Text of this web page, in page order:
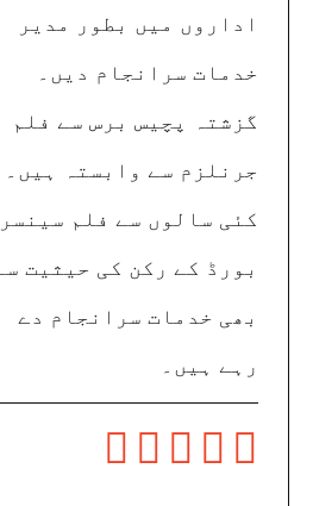
اداروں میں بطور مدیر
خدمات سرانجام دیں۔
گزشتہ پچیس برس سے فلم
جرنلزم سے وابستہ ہیں۔
کئی سالوں سے فلم سینسر
بورڈ کے رکن کی حیثیت
بھی خدمات سرانجام دے
رہے ہیں۔